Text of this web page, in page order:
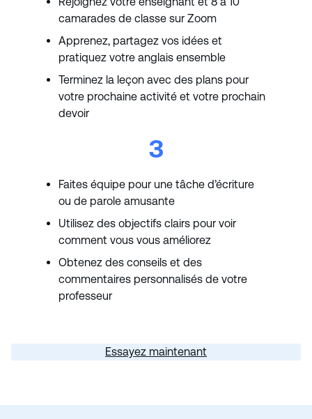
camarades de classe sur Zoom
Apprenez, partagez vos idées et
pratiquez votre anglais ensemble
Terminez la leçon avec des plans pour
votre prochaine activité et votre prochain
devoir
3
Faites équipe pour une tâche d’écriture
ou de parole amusante
Utilisez des objectifs clairs pour voir
comment vous vous améliorez
Obtenez des conseils et des
commentaires personnalisés de votre
professeur
Essayez maintenant